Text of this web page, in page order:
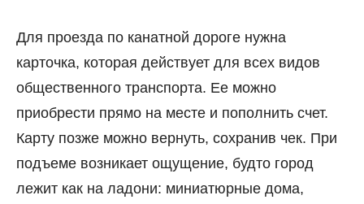
Для проезда по канатной дороге нужна
карточка, которая действует для всех видов
общественного транспорта. Ее можно
приобрести прямо на месте и пополнить счет.
Карту позже можно вернуть, сохранив чек. При
подъеме возникает ощущение, будто город
лежит как на ладони: миниатюрные дома,